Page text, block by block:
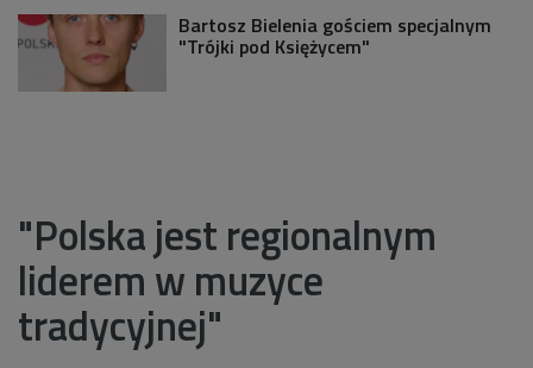
Bartosz Bielenia gościem specjalnym
"Trójki pod Księżycem"
"Polska jest regionalnym
liderem w muzyce
tradycyjnej"